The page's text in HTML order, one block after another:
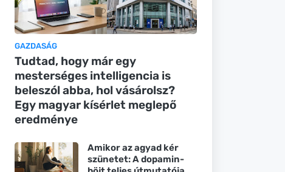
GAZDASÁG
Tudtad, hogy már egy
mesterséges intelligencia is
beleszól abba, hol vásárolsz?
Egy magyar kísérlet meglepő
eredménye
Amikor az agyad kér
szünetet: A dopamin-